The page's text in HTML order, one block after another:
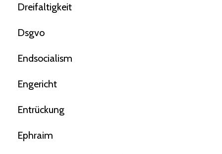
Dreifaltigkeit
Dsgvo
Endsocialism
Engericht
Entrückung
Ephraim